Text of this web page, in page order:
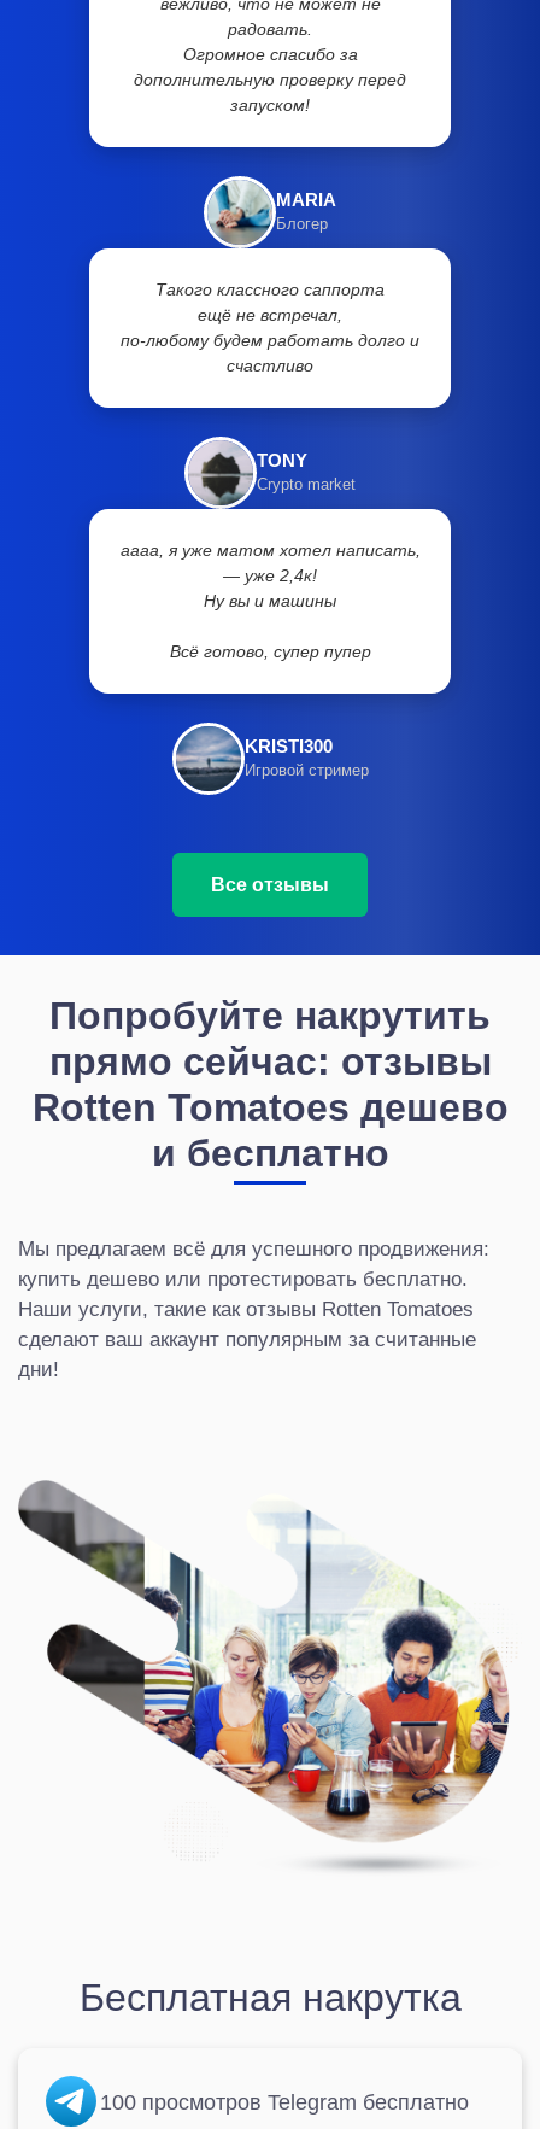
вежливо, что не может не
радовать.
Огромное спасибо за
дополнительную проверку перед
запуском!
MARIA
Блогер
Такого классного саппорта
ещё не встречал,
по-любому будем работать долго и
счастливо
TONY
Crypto market
аааа, я уже матом хотел написать,
— уже 2,4к!
Ну вы и машины
Всё готово, супер пупер
KRISTI300
Игровой стример
Все отзывы
Попробуйте накрутить
прямо сейчас: отзывы
Rotten Tomatoes дешево
и бесплатно
Мы предлагаем всё для успешного продвижения:
купить дешево или протестировать бесплатно.
Наши услуги, такие как отзывы Rotten Tomatoes
сделают ваш аккаунт популярным за считанные
дни!
Бесплатная накрутка
100 просмотров Telegram бесплатно